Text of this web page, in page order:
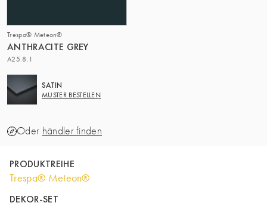
Trespa® Meteon®
ANTHRACITE GREY
A25.8.1
SATIN
MUSTER BESTELLEN
Oder händler finden
PRODUKTREIHE
Trespa® Meteon®
DEKOR-SET